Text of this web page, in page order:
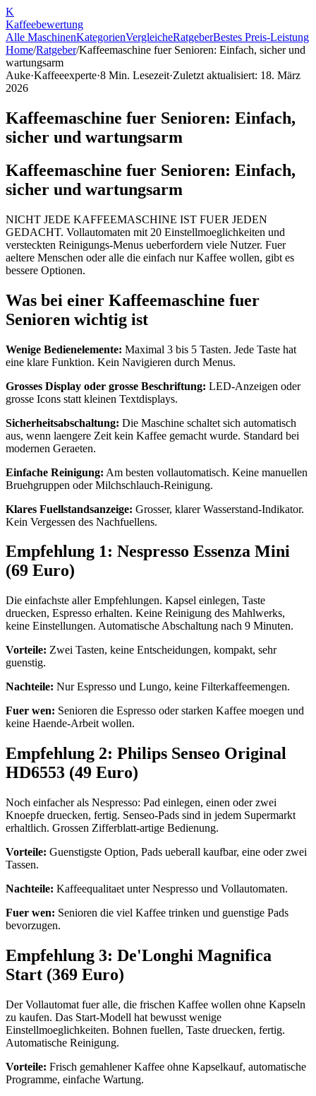
K
Kaffeebewertung
Alle MaschinenKategorienVergleicheRatgeberBestes Preis-Leistung
Home/Ratgeber/Kaffeemaschine fuer Senioren: Einfach, sicher und
wartungsarm
Auke·Kaffeeexperte·8 Min. Lesezeit·Zuletzt aktualisiert: 18. März
2026
Kaffeemaschine fuer Senioren: Einfach,
sicher und wartungsarm
Kaffeemaschine fuer Senioren: Einfach,
sicher und wartungsarm
NICHT JEDE KAFFEEMASCHINE IST FUER JEDEN
GEDACHT. Vollautomaten mit 20 Einstellmoeglichkeiten und
versteckten Reinigungs-Menus ueberfordern viele Nutzer. Fuer
aeltere Menschen oder alle die einfach nur Kaffee wollen, gibt es
bessere Optionen.
Was bei einer Kaffeemaschine fuer
Senioren wichtig ist
Wenige Bedienelemente: Maximal 3 bis 5 Tasten. Jede Taste hat
eine klare Funktion. Kein Navigieren durch Menus.
Grosses Display oder grosse Beschriftung: LED-Anzeigen oder
grosse Icons statt kleinen Textdisplays.
Sicherheitsabschaltung: Die Maschine schaltet sich automatisch
aus, wenn laengere Zeit kein Kaffee gemacht wurde. Standard bei
modernen Geraeten.
Einfache Reinigung: Am besten vollautomatisch. Keine manuellen
Bruehgruppen oder Milchschlauch-Reinigung.
Klares Fuellstandsanzeige: Grosser, klarer Wasserstand-Indikator.
Kein Vergessen des Nachfuellens.
Empfehlung 1: Nespresso Essenza Mini
(69 Euro)
Die einfachste aller Empfehlungen. Kapsel einlegen, Taste
druecken, Espresso erhalten. Keine Reinigung des Mahlwerks,
keine Einstellungen. Automatische Abschaltung nach 9 Minuten.
Vorteile: Zwei Tasten, keine Entscheidungen, kompakt, sehr
guenstig.
Nachteile: Nur Espresso und Lungo, keine Filterkaffeemengen.
Fuer wen: Senioren die Espresso oder starken Kaffee moegen und
keine Haende-Arbeit wollen.
Empfehlung 2: Philips Senseo Original
HD6553 (49 Euro)
Noch einfacher als Nespresso: Pad einlegen, einen oder zwei
Knoepfe druecken, fertig. Senseo-Pads sind in jedem Supermarkt
erhaltlich. Grossen Zifferblatt-artige Bedienung.
Vorteile: Guenstigste Option, Pads ueberall kaufbar, eine oder zwei
Tassen.
Nachteile: Kaffeequalitaet unter Nespresso und Vollautomaten.
Fuer wen: Senioren die viel Kaffee trinken und guenstige Pads
bevorzugen.
Empfehlung 3: De'Longhi Magnifica
Start (369 Euro)
Der Vollautomat fuer alle, die frischen Kaffee wollen ohne Kapseln
zu kaufen. Das Start-Modell hat bewusst wenige
Einstellmoeglichkeiten. Bohnen fuellen, Taste druecken, fertig.
Automatische Reinigung.
Vorteile: Frisch gemahlener Kaffee ohne Kapselkauf, automatische
Programme, einfache Wartung.